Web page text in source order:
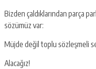
Bizden çaldıklarından parça
sözümüz var:
Müjde değil toplu sözleşmeli
Alacağız!